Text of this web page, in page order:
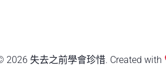
2026 失去之前學會珍惜. Created with